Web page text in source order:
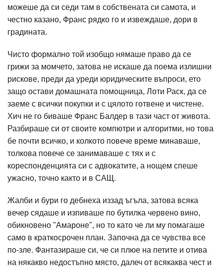
можеше да си седи там в собствената си самота, и
честно казано, Франс рядко го и извеждаше, дори в
градината.
Чисто формално той изобщо нямаше право да се
грижи за момчето, затова не искаше да поема излишни
рискове, преди да уреди юридическите въпроси, ето
защо остави домашната помощница, Лоти Раск, да се
заеме с всички покупки и с цялото готвене и чистене.
Хич не го биваше Франс Балдер в тази част от живота.
Разбираше си от своите компютри и алгоритми, но това
бе почти всичко, и колкото повече време минаваше,
толкова повече се занимаваше с тях и с
кореспонденцията си с адвокатите, а нощем спеше
ужасно, точно както и в САЩ.
Жалби и бури го дебнеха иззад ъгъла, затова всяка
вечер сядаше и изпиваше по бутилка червено вино,
обикновено "Амароне", но то като че ли му помагаше
само в краткосрочен план. Започна да се чувства все
по-зле. Фантазираше си, че си плюе на петите и отива
на някакво недостъпно място, далеч от всякаква чест и